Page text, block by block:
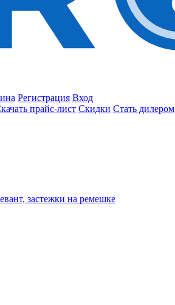
Регистрация Вход
прайс-лист Скидки Стать дилером
застежки на ремешке